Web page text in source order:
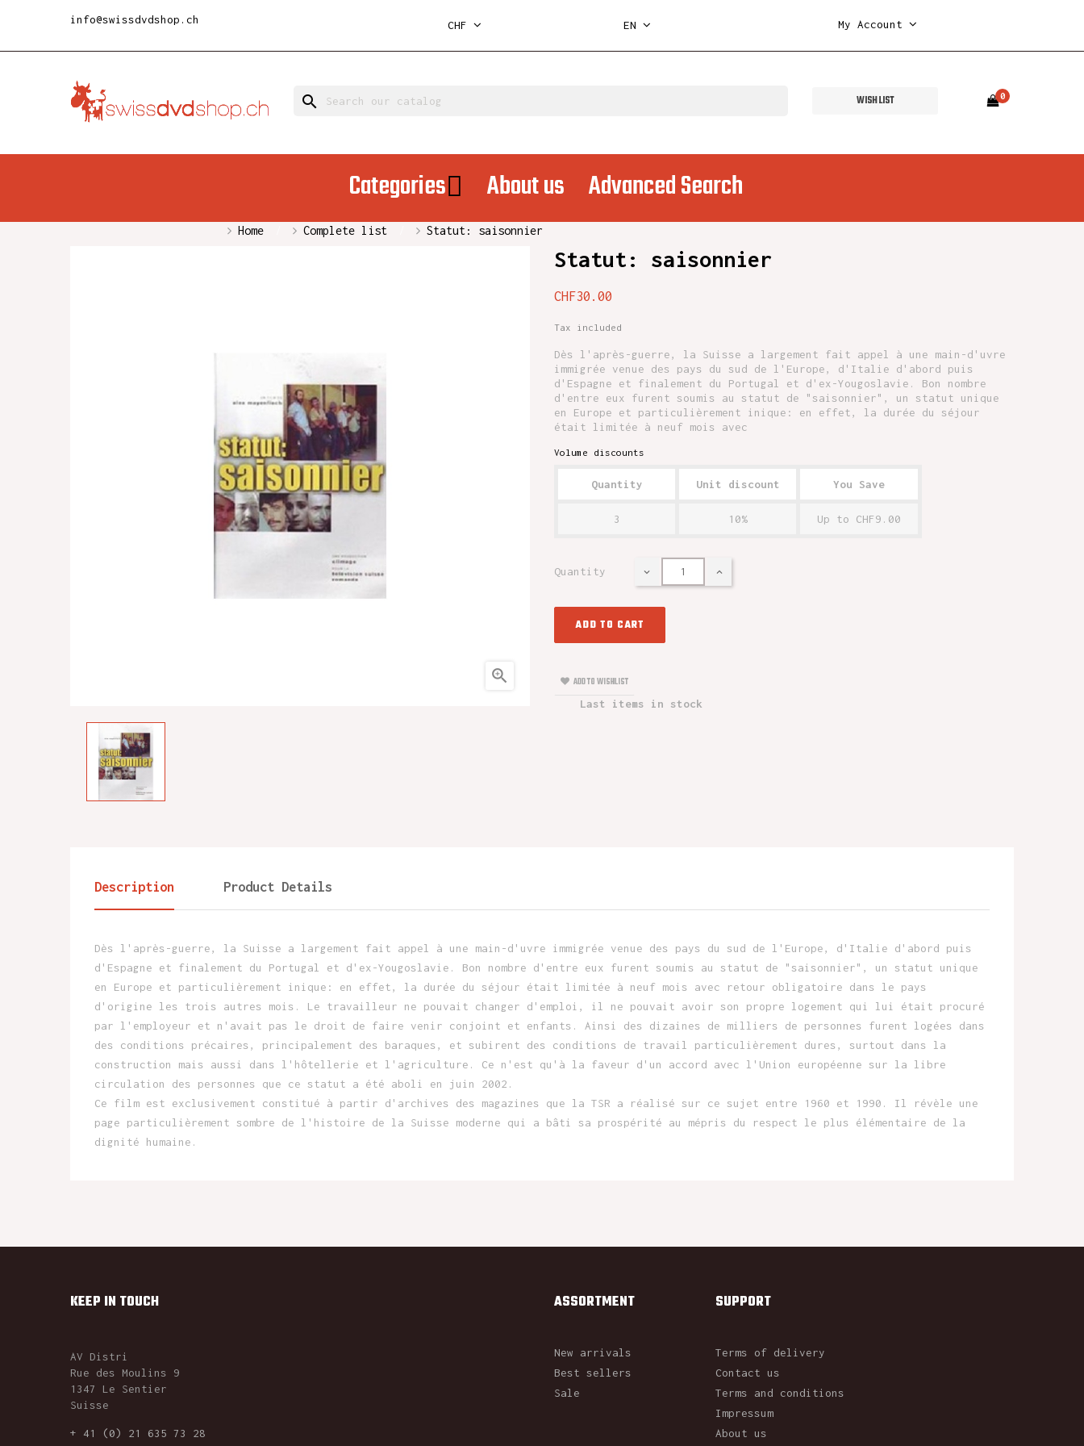
info@swissdvdshop.ch CHF EN My Account
search WISH LIST 0
Categories About us Advanced Search
Home Complete list Statut: saisonnier

Statut: saisonnier
CHF30.00
Tax included
Dès l'après-guerre, la Suisse a largement fait appel à une main-d'uvre
immigrée venue des pays du sud de l'Europe, d'Italie d'abord puis
d'Espagne et finalement du Portugal et d'ex-Yougoslavie. Bon nombre
d'entre eux furent soumis au statut de "saisonnier", un statut unique
en Europe et particulièrement inique: en effet, la durée du séjour
était limitée à neuf mois avec
Volume discounts
Quantity Unit discount You Save
3 10% Up to CHF9.00
Quantity
ADD TO CART
ADD TO WISHLIST
Last items in stock
Description Product Details
Dès l'après-guerre, la Suisse a largement fait appel à une main-d'uvre immigrée venue des pays du sud de l'Europe, d'Italie d'abord puis
d'Espagne et finalement du Portugal et d'ex-Yougoslavie. Bon nombre d'entre eux furent soumis au statut de "saisonnier", un statut unique
en Europe et particulièrement inique: en effet, la durée du séjour était limitée à neuf mois avec retour obligatoire dans le pays
d'origine les trois autres mois. Le travailleur ne pouvait changer d'emploi, il ne pouvait avoir son propre logement qui lui était procuré
par l'employeur et n'avait pas le droit de faire venir conjoint et enfants. Ainsi des dizaines de milliers de personnes furent logées dans
des conditions précaires, principalement des baraques, et subirent des conditions de travail particulièrement dures, surtout dans la
construction mais aussi dans l'hôtellerie et l'agriculture. Ce n'est qu'à la faveur d'un accord avec l'Union européenne sur la libre
circulation des personnes que ce statut a été aboli en juin 2002.
Ce film est exclusivement constitué à partir d'archives des magazines que la TSR a réalisé sur ce sujet entre 1960 et 1990. Il révèle une
page particulièrement sombre de l'histoire de la Suisse moderne qui a bâti sa prospérité au mépris du respect le plus élémentaire de la
dignité humaine.
KEEP IN TOUCH
AV Distri
Rue des Moulins 9
1347 Le Sentier
Suisse
+ 41 (0) 21 635 73 28
ASSORTMENT
New arrivals
Best sellers
Sale
SUPPORT
Terms of delivery
Contact us
Terms and conditions
Impressum
About us